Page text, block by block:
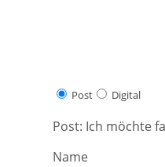
Post Digital
Post: Ich möchte
Name